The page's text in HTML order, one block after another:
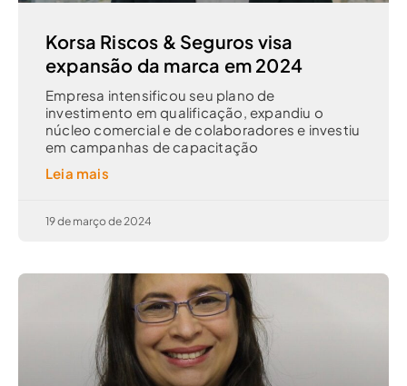
Korsa Riscos & Seguros visa
expansão da marca em 2024
Empresa intensificou seu plano de
investimento em qualificação, expandiu o
núcleo comercial e de colaboradores e investiu
em campanhas de capacitação
Leia mais
19 de março de 2024